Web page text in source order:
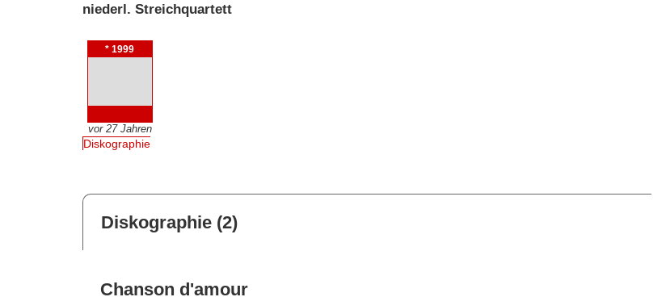
niederl. Streichquartett
* 1999
vor 27 Jahren
Diskographie
Diskographie (2)
Chanson d'amour